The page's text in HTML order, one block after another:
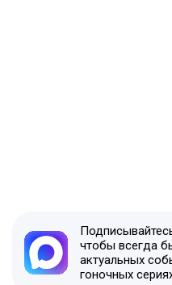
чтобы всегда
актуальных
гоночных